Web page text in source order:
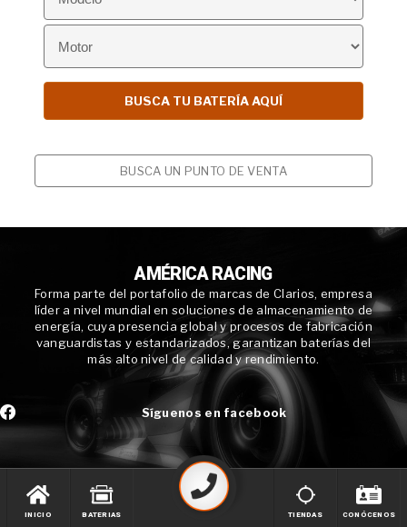
BUSCA UN PUNTO DE VENTA
AMÉRICA RACING
Forma parte del portafolio de marcas de Clarios, empresa
líder a nivel mundial en soluciones de almacenamiento de
energía, cuya presencia global y procesos de fabricación
vanguardistas y estandarizados, garantizan baterías del
más alto nivel de calidad y rendimiento.
Síguenos en facebook
INICIO BATERIAS TIENDAS CONÓCENOS